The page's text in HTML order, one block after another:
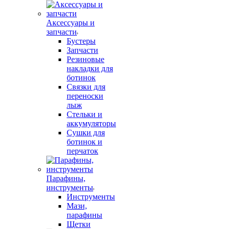
Аксессуары и
запчасти
Бустеры
Запчасти
Резиновые
накладки для
ботинок
Связки для
переноски
лыж
Стельки и
аккумуляторы
Сушки для
ботинок и
перчаток
Парафины,
инструменты
Инструменты
Мази,
парафины
Щетки